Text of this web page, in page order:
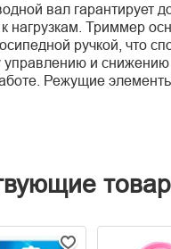
вал гарантирует
к нагрузкам. Триммер
ручкой, что
и снижению
Режущие